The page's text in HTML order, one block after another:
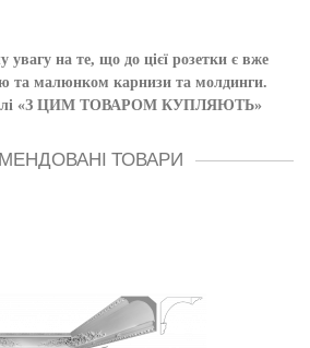
на те, що до цієї розетки є вже
та малюнком карнизи та молдинги.
«З ЦИМ ТОВАРОМ КУПЛЯЮТЬ»
ТОВАРИ